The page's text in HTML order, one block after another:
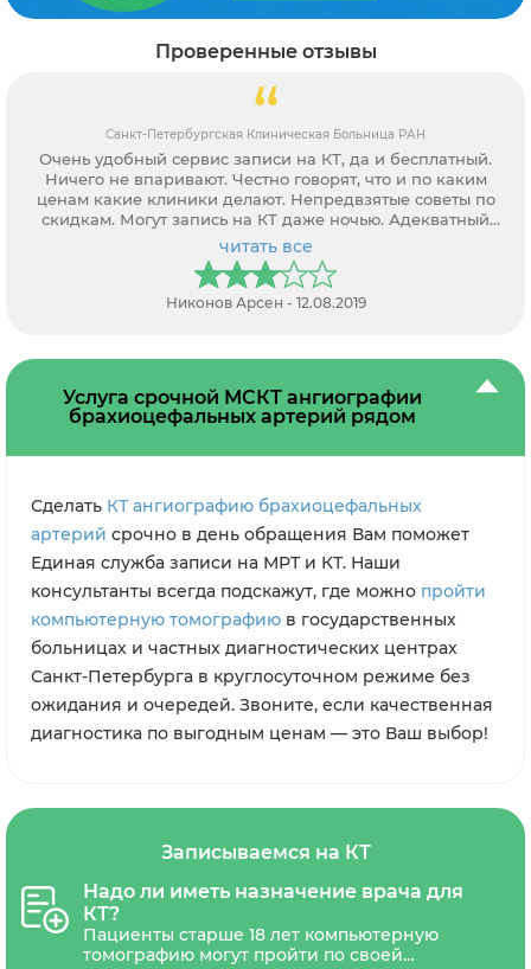
Проверенные отзывы
Санкт-Петербургская Клиническая Больница РАН
Очень удобный сервис записи на КТ, да и бесплатный.
Ничего не впаривают. Честно говорят, что и по каким
ценам какие клиники делают. Непредвзятые советы по
скидкам. Могут запись на КТ даже ночью. Адекватный
персонал.
читать все
Никонов Арсен - 12.08.2019
Услуга срочной МСКТ ангиографии
брахиоцефальных артерий рядом
Сделать КТ ангиографию брахиоцефальных
артерий срочно в день обращения Вам поможет
Единая служба записи на МРТ и КТ. Наши
консультанты всегда подскажут, где можно пройти
компьютерную томографию в государственных
больницах и частных диагностических центрах
Санкт-Петербурга в круглосуточном режиме без
ожидания и очередей. Звоните, если качественная
диагностика по выгодным ценам — это Ваш выбор!
Записываемся на КТ
Надо ли иметь назначение врача для
КТ?
Пациенты старше 18 лет компьютерную
томографию могут пройти по своей